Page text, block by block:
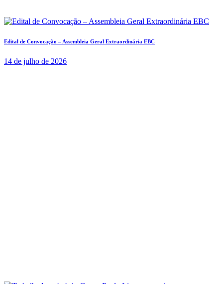
Edital de Convocação – Assembleia Geral Extraordinária EBC
14 de julho de 2026